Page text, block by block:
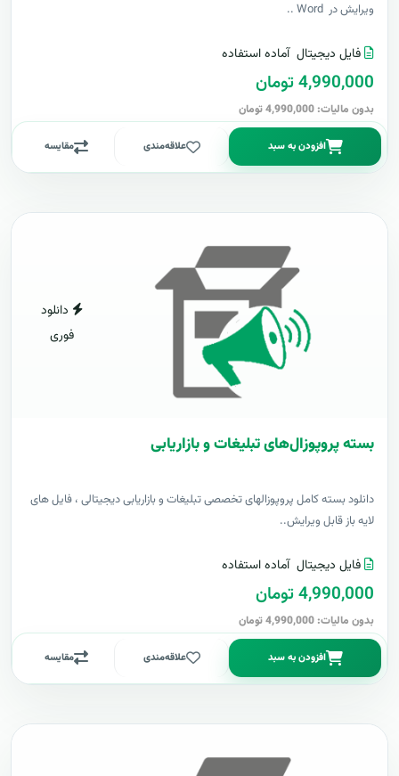
ویرایش در Word ..
فایل دیجیتال آماده استفاده
4,990,000 تومان
بدون مالیات: 4,990,000 تومان
افزودن به سبد علاقه‌مندی مقایسه
دانلود
فوری
بسته پروپوزال‌های تبلیغات و بازاریابی
دانلود بسته کامل پروپوزالهای تخصصی تبلیغات و بازاریابی دیجیتالی ، فایل های
لایه باز قابل ویرایش..
فایل دیجیتال آماده استفاده
4,990,000 تومان
بدون مالیات: 4,990,000 تومان
افزودن به سبد علاقه‌مندی مقایسه